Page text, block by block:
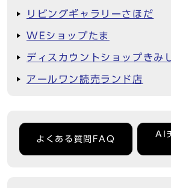
リビングギャラリーさほだ
WEショップたま
ディスカウントショップきみ
アールワン読売ランド店
よくある質問FAQ
AI